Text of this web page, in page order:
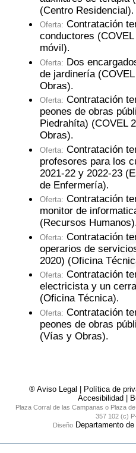
(Centro Residencial).
Oferta: Contratación
conductores
móvil).
Oferta: Dos
de jardinería
Obras).
Oferta: Contratación
peones de obras
Piedrahíta) (COVEL
Obras).
Oferta: Contratación
profesores para los
2021-22 y 2022-23
de Enfermería).
Oferta: Contratación
monitor de
(Recursos Humanos).
Oferta: Contratación
operarios de
2020) (Oficina
Oferta: Contratación
electricista y un
(Oficina Técnica).
Oferta: Contratación
peones de obras
(Vías y Obras).
® Aviso Legal Política de
Accesibilidad
Plaza Corral de las Campanas o Plaza
357 102 (c)
DiseñoDepartamento